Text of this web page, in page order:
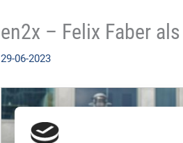
en2x – Felix Faber
29-06-2023